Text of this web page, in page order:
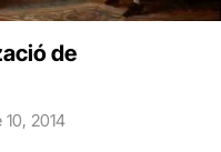
de
2014